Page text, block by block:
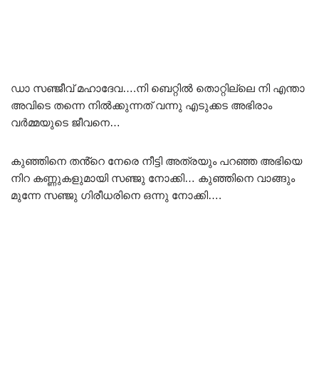
ഡാ സഞ്ജീവ് മഹാദേവ….നി ബെറ്റിൽ തൊറ്റില്ലെ നി എന്താ
അവിടെ തന്നെ നിൽക്കുന്നത് വന്നു എടുക്കട അഭിരാം
വർമ്മയുടെ ജീവനെ…
കുഞ്ഞിനെ തൻ്റെ നേരെ നീട്ടി അത്രയും പറഞ്ഞ അഭിയെ
നിറ കണ്ണുകളുമായി സഞ്ജു നോക്കി… കുഞ്ഞിനെ വാങ്ങും
മുന്നേ സഞ്ജു ഗിരീധരിനെ ഒന്നു നോക്കി….